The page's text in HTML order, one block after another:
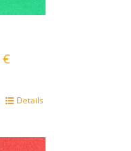
€
Details